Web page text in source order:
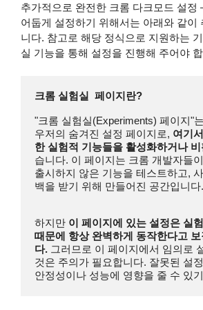
추가적으로 완전한 크롬 다크모드 설정
어둡게 설정하기 위해서는 아래와 같이
니다. 참고로 해당 정식으로 지원하는
실 기능을 통해 설정을 진행해 주어야
크롬 실험실  페이지란?
"크롬 실험실(Experiments) 페이지"
우저의 숨겨진 설정 페이지로, 여기
한 실험적 기능들을 활성화하거나
습니다. 이 페이지는 크롬 개발자들
출시하지 않은 기능을 테스트하고,
백을 받기 위해 만들어진 공간입니다.
하지만 이 페이지에 있는 설정은 실
때문에 항상 완벽하게 동작한다고
다. 그러므로 이 페이지에서 임의로
것은 주의가 필요합니다. 잘못된 설
안정성이나 성능에 영향을 줄 수 있